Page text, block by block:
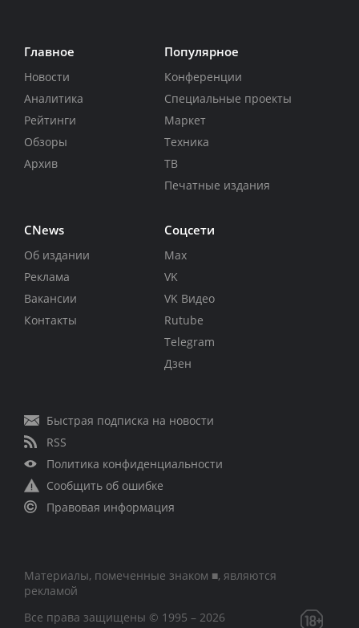
Главное
Новости
Аналитика
Рейтинги
Обзоры
Архив
Популярное
Конференции
Специальные проекты
Маркет
Техника
ТВ
Печатные издания
CNews
Об издании
Реклама
Вакансии
Контакты
Соцсети
Max
VK
VK Видео
Rutube
Telegram
Дзен
Быстрая подписка на новости
RSS
Политика конфиденциальности
Сообщить об ошибке
Правовая информация
Материалы, помеченные знаком ■, являются
рекламой
Все права защищены © 1995 – 2026